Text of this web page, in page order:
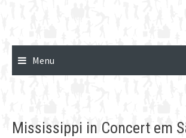
Menu
Mississippi in Concert em